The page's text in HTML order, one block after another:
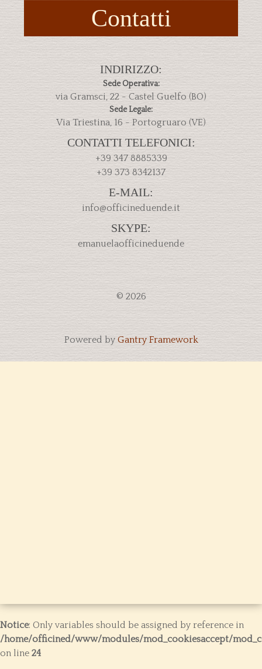
Contatti
INDIRIZZO:
Sede Operativa:
via Gramsci, 22 - Castel Guelfo (BO)
Sede Legale:
Via Triestina, 16 - Portogruaro (VE)
CONTATTI TELEFONICI:
+39 347 8885339
+39 373 8342137
E-MAIL:
info@officineduende.it
SKYPE:
emanuelaofficineduende
© 2026
Powered by Gantry Framework
Notice: Only variables should be assigned by reference in
/home/officined/www/modules/mod_cookiesaccept/
on line 24